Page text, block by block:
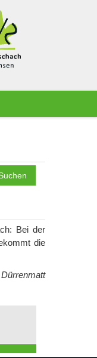
Bei der
die